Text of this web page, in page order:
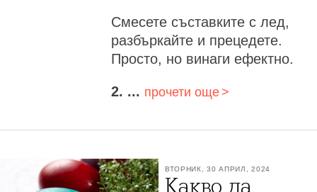
Смесете съставките с лед,
разбъркайте и прецедете.
Просто, но винаги ефектно.
2. ... прочети още
ВТОРНИК, 30 АПРИЛ, 2024
Какво да